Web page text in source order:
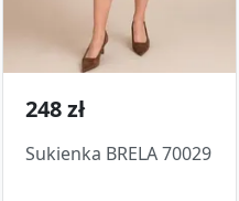
248 zł
Sukienka BRELA 70029